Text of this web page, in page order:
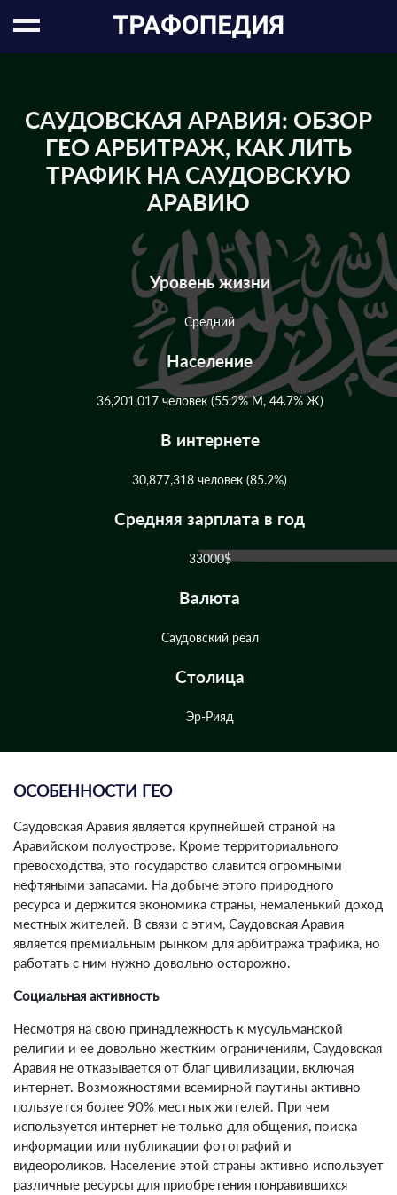
САУДОВСКАЯ АРАВИЯ: ОБЗОР
ГЕО АРБИТРАЖ, КАК ЛИТЬ
ТРАФИК НА САУДОВСКУЮ
АРАВИЮ
Уровень жизни
Средний
Население
36,201,017человек (55.2% М, 44.7% Ж)
В интернете
30,877,318 человек (85.2%)
Средняя зарплата в год
33000$
Валюта
Саудовский реал
Столица
Эр-Рияд
ОСОБЕННОСТИ ГЕО
Саудовская Аравия является крупнейшей страной на
Аравийском полуострове. Кроме территориального
превосходства, это государство славится огромными
нефтяными запасами. На добыче этого природного
ресурса и держится экономика страны, немаленький доход
местных жителей. В связи с этим, Саудовская Аравия
является премиальным рынком для арбитража трафика, но
работать с ним нужно довольно осторожно.
Социальная активность
Несмотря на свою принадлежность к мусульманской
религии и ее довольно жестким ограничениям, Саудовская
Аравия не отказывается от благ цивилизации, включая
интернет. Возможностями всемирной паутины активно
пользуется более 90% местных жителей. При чем
используется интернет не только для общения, поиска
информации или публикации фотографий и
видеороликов. Население этой страны активно использует
различные ресурсы для приобретения понравившихся